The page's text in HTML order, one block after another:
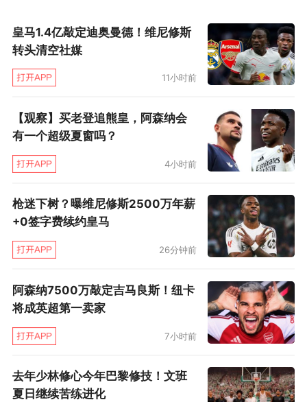
皇马1.4亿敲定迪奥曼德！维尼修斯
转头清空社媒
11小时前
【观察】买老登追熊皇，阿森纳会
有一个超级夏窗吗？
4小时前
枪迷下树？曝维尼修斯2500万年薪
+0签字费续约皇马
26分钟前
阿森纳7500万敲定吉马良斯！纽卡
将成英超第一卖家
7小时前
去年少林修心今年巴黎修技！文班
夏日继续苦练进化